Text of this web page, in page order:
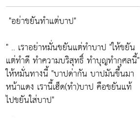
"อย่าขยันทำแต่บาป"
" .. เราอย่าหมั่นขยันแต่ทำบาป "ให้ขยัน
แต่ทำดี ทำความบริสุทธิ์ ทำบุญทำกุศลนี้"
ให้หมั่นทางนี้ "บาปด่ากัน บาปมันขึ้นมา
หน้าแดง เรานี้เฮ็ด(ทำ)บาป คือขยันแท้
ไปขยันใส่บาป"